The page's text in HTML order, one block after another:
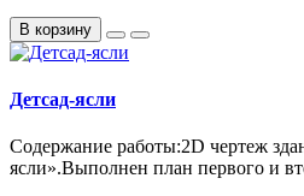
В корзину
Детсад-ясли
Содержание работы:2D чертеж
ясли».Выполнен план первого и